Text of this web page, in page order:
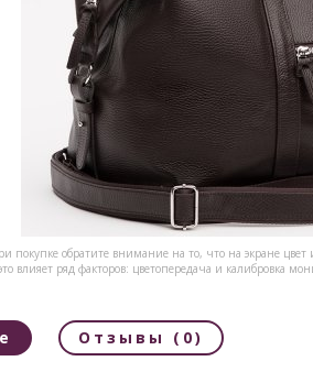
покупке обратите внимание на то, что на экране цвет
влияет ряд факторов: цветопередача и калибровка
Отзывы (0)